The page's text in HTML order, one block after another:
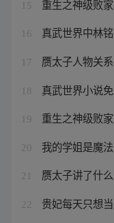
15 重生之神级败
16 真武世界中林
17 赝太子人物关系
18 真武世界小说
19 重生之神级败
20 我的学姐是魔
21 赝太子讲了什么
22 贵妃每天只想